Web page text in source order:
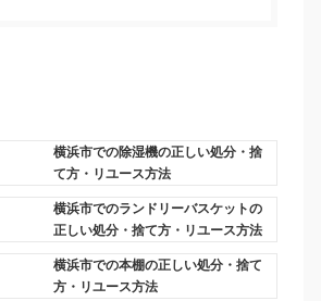
横浜市での除湿機の正しい処分・捨
て方・リユース方法
横浜市でのランドリーバスケットの
正しい処分・捨て方・リユース方法
横浜市での本棚の正しい処分・捨て
方・リユース方法